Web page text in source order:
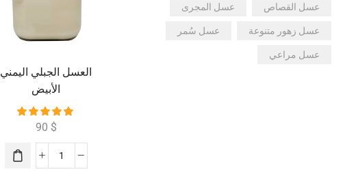
العسل الجبلي اليمني
الأبيض
90 $
عسل القصاص عسل المجرى
عسل زهور متنوعة عسل سُمر
عسل مراعي